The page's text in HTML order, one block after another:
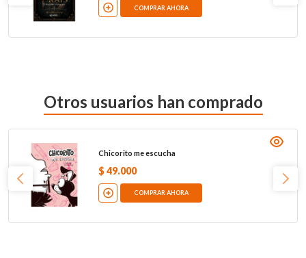
COMPRAR AHORA
Otros usuarios han comprado
Chicorito me escucha
$ 49.000
COMPRAR AHORA